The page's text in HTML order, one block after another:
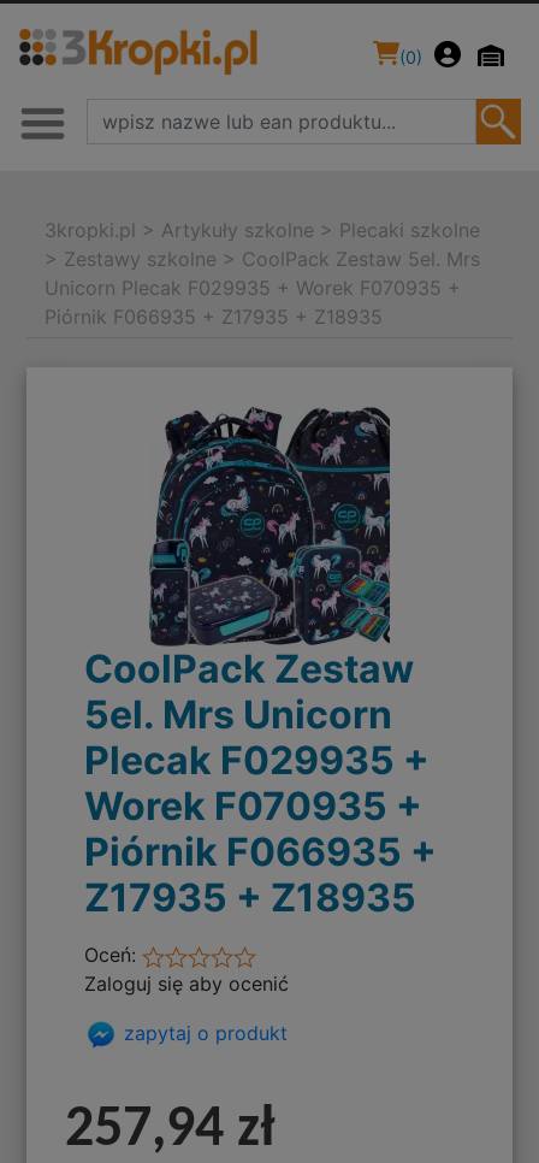
(0)
3kropki.pl > Artykuły szkolne > Plecaki szkolne
> Zestawy szkolne > CoolPack Zestaw 5el. Mrs
Unicorn Plecak F029935 + Worek F070935 +
Piórnik F066935 + Z17935 + Z18935
CoolPack Zestaw
5el. Mrs Unicorn
Plecak F029935 +
Worek F070935 +
Piórnik F066935 +
Z17935 + Z18935
Oceń:
Zaloguj się aby ocenić
zapytaj o produkt
257,94 zł